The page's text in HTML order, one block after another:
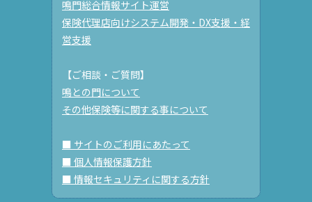
鳴門総合情報サイト運営
保険代理店向けシステム開発・DX支援・経
営支援
【ご相談・ご質問】
鳴との門について
その他保険等に関する事について
■ サイトのご利用にあたって
■ 個人情報保護方針
■ 情報セキュリティに関する方針